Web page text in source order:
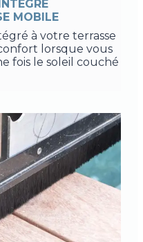
MOBILE
à votre terrasse
lorsque vous
fois le soleil couché